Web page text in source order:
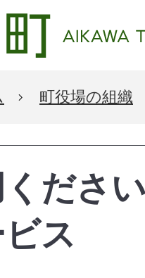
町役場の組織
くださ
ス